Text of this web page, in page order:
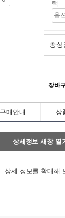
택
총상
장바
구매안내 상
상세정보 새창 열기
상세 정보를 확대해